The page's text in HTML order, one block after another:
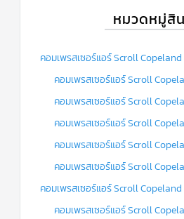
หมวดหมู่สิ
คอมเพรสเซอร์แอร์ Scroll Copeland
คอมเพรสเซอร์แอร์ Scroll
คอมเพรสเซอร์แอร์ Scroll
คอมเพรสเซอร์แอร์ Scroll
คอมเพรสเซอร์แอร์ Scroll
คอมเพรสเซอร์แอร์ Scroll
คอมเพรสเซอร์แอร์ Scroll
คอมเพรสเซอร์แอร์ Scroll